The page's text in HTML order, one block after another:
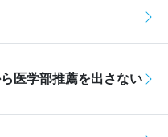
医学部推薦を出さない